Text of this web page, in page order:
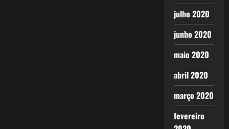
julho 2020
junho 2020
maio 2020
abril 2020
março 2020
fevereiro